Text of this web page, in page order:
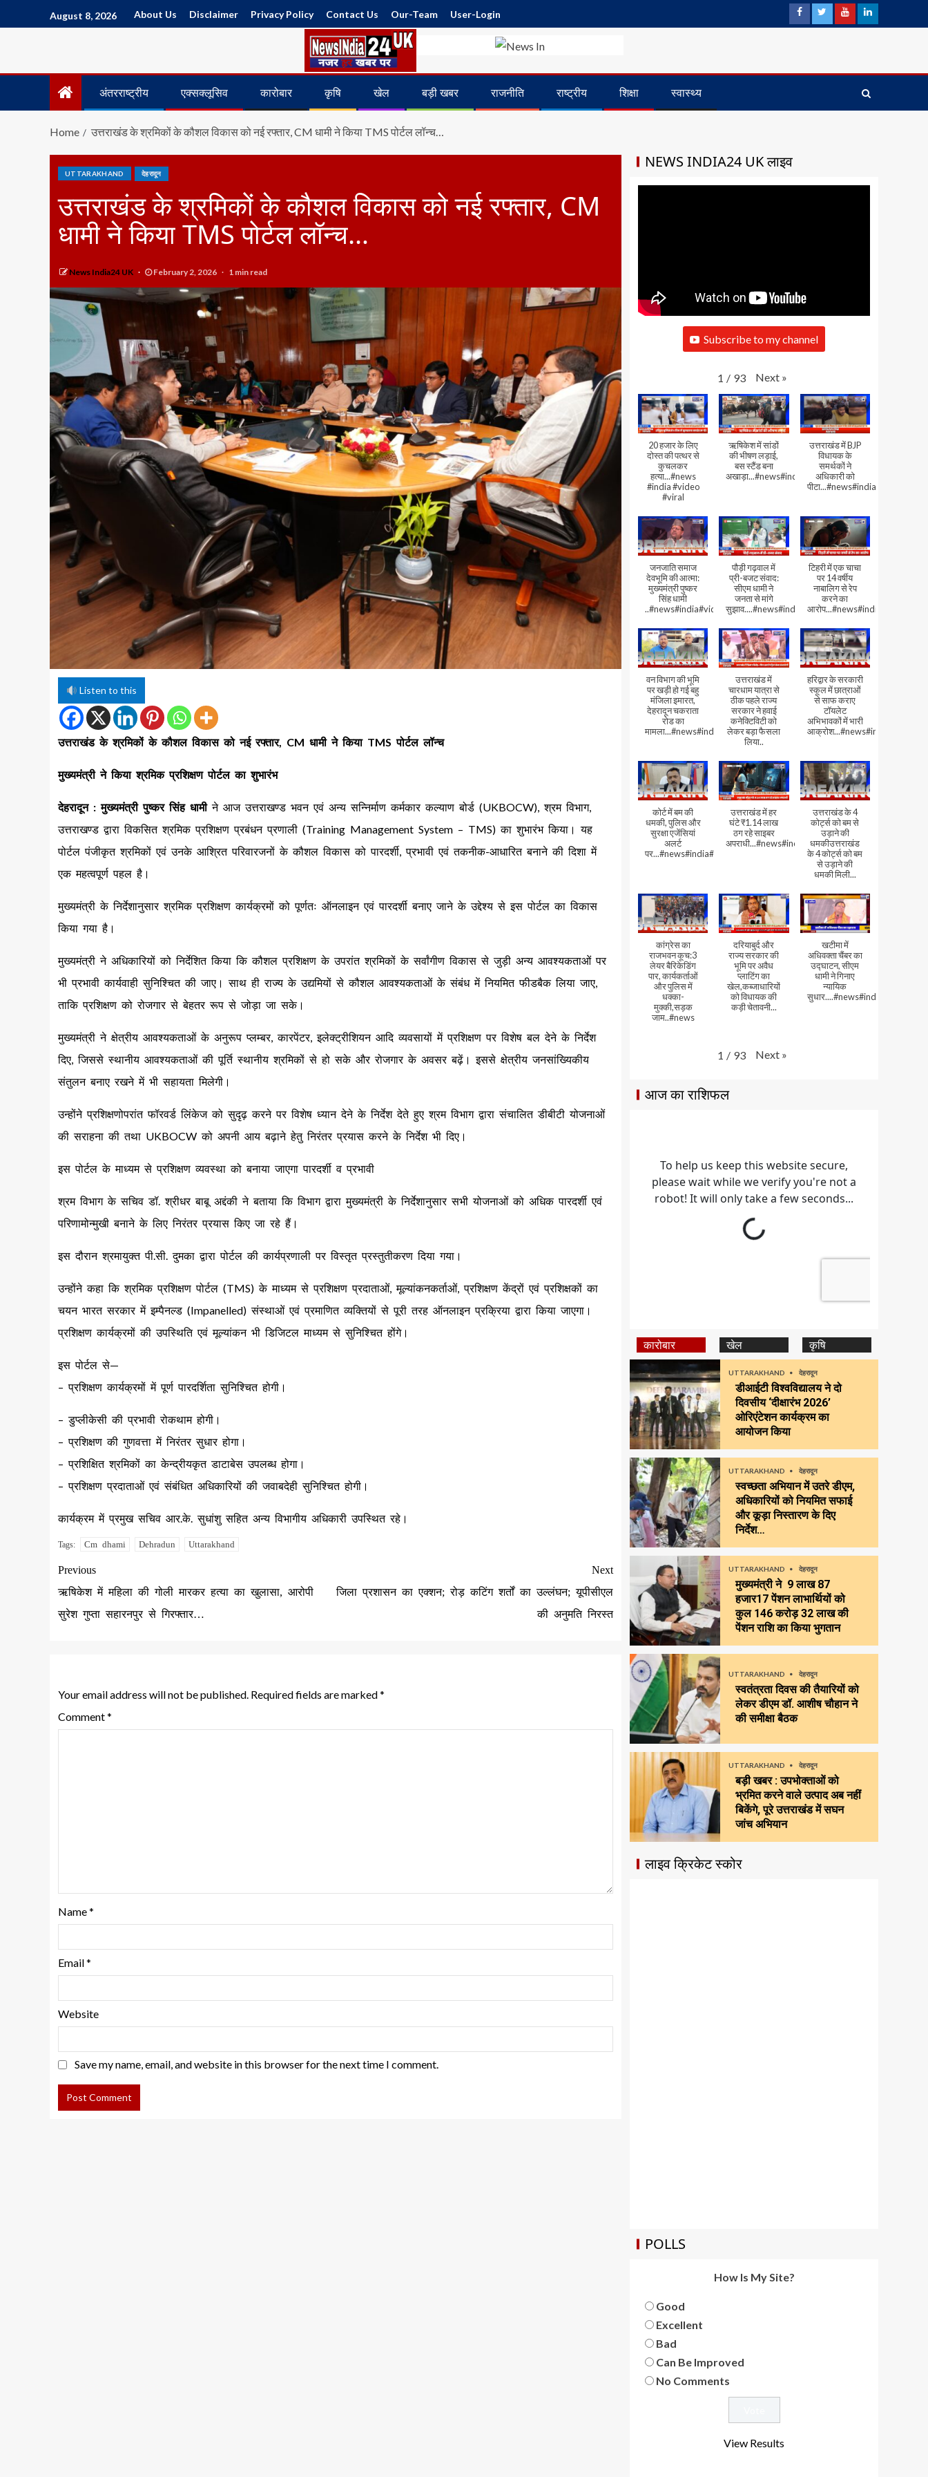
August 8, 2026 About Us Disclaimer Privacy Policy Contact Us Our-Team User-Login
अंतरराष्ट्रीय एक्सक्लूसिव कारोबार कृषि खेल बड़ी खबर राजनीति राष्ट्रीय शिक्षा स्वास्थ्य
Home उत्तराखंड के श्रमिकों के कौशल विकास को नई रफ्तार, CM धामी ने किया TMS पोर्टल लॉन्च…
UTTARAKHAND देहरादून
उत्तराखंड के श्रमिकों के कौशल विकास को नई रफ्तार, CM
धामी ने किया TMS पोर्टल लॉन्च…
News India24 UK February 2, 2026 1 min read
Listen to this
उत्तराखंड के श्रमिकों के कौशल विकास को नई रफ्तार, CM धामी ने किया TMS पोर्टल लॉन्च
मुख्यमंत्री ने किया श्रमिक प्रशिक्षण पोर्टल का शुभारंभ
देहरादून :मुख्यमंत्री पुष्कर सिंह धामीने आज उत्तराखण्ड भवन एवं अन्य सन्निर्माण कर्मकार कल्याण बोर्ड (UKBOCW), श्रम विभाग,
उत्तराखण्ड द्वारा विकसित श्रमिक प्रशिक्षण प्रबंधन प्रणाली (Training Management System – TMS) का शुभारंभ किया। यह
पोर्टल पंजीकृत श्रमिकों एवं उनके आश्रित परिवारजनों के कौशल विकास को पारदर्शी, प्रभावी एवं तकनीक-आधारित बनाने की दिशा में
एक महत्वपूर्ण पहल है।
मुख्यमंत्री के निर्देशानुसार श्रमिक प्रशिक्षण कार्यक्रमों को पूर्णतः ऑनलाइन एवं पारदर्शी बनाए जाने के उद्देश्य से इस पोर्टल का विकास
किया गया है।
मुख्यमंत्री ने अधिकारियों को निर्देशित किया कि कौशल प्रशिक्षण के उपरांत श्रमिकों के सर्वांगीण विकास से जुड़ी अन्य आवश्यकताओं पर
भी प्रभावी कार्यवाही सुनिश्चित की जाए। साथ ही राज्य के उद्यमियों से कौशल आवश्यकताओं के संबंध में नियमित फीडबैक लिया जाए,
ताकि प्रशिक्षण को रोजगार से बेहतर रूप से जोड़ा जा सके।
मुख्यमंत्री ने क्षेत्रीय आवश्यकताओं के अनुरूप प्लम्बर, कारपेंटर, इलेक्ट्रीशियन आदि व्यवसायों में प्रशिक्षण पर विशेष बल देने के निर्देश
दिए, जिससे स्थानीय आवश्यकताओं की पूर्ति स्थानीय श्रमिकों से हो सके और रोजगार के अवसर बढ़ें। इससे क्षेत्रीय जनसांख्यिकीय
संतुलन बनाए रखने में भी सहायता मिलेगी।
उन्होंने प्रशिक्षणोपरांत फॉरवर्ड लिंकेज को सुदृढ़ करने पर विशेष ध्यान देने के निर्देश देते हुए श्रम विभाग द्वारा संचालित डीबीटी योजनाओं
की सराहना की तथा UKBOCW को अपनी आय बढ़ाने हेतु निरंतर प्रयास करने के निर्देश भी दिए।
इस पोर्टल के माध्यम से प्रशिक्षण व्यवस्था को बनाया जाएगा पारदर्शी व प्रभावी
श्रम विभाग के सचिव डॉ. श्रीधर बाबू अद्दंकी ने बताया कि विभाग द्वारा मुख्यमंत्री के निर्देशानुसार सभी योजनाओं को अधिक पारदर्शी एवं
परिणामोन्मुखी बनाने के लिए निरंतर प्रयास किए जा रहे हैं।
इस दौरान श्रमायुक्त पी.सी. दुमका द्वारा पोर्टल की कार्यप्रणाली पर विस्तृत प्रस्तुतीकरण दिया गया।
उन्होंने कहा कि श्रमिक प्रशिक्षण पोर्टल (TMS) के माध्यम से प्रशिक्षण प्रदाताओं, मूल्यांकनकर्ताओं, प्रशिक्षण केंद्रों एवं प्रशिक्षकों का
चयन भारत सरकार में इम्पैनल्ड (Impanelled) संस्थाओं एवं प्रमाणित व्यक्तियों से पूरी तरह ऑनलाइन प्रक्रिया द्वारा किया जाएगा।
प्रशिक्षण कार्यक्रमों की उपस्थिति एवं मूल्यांकन भी डिजिटल माध्यम से सुनिश्चित होंगे।
इस पोर्टल से—
– प्रशिक्षण कार्यक्रमों में पूर्ण पारदर्शिता सुनिश्चित होगी।
– डुप्लीकेसी की प्रभावी रोकथाम होगी।
– प्रशिक्षण की गुणवत्ता में निरंतर सुधार होगा।
– प्रशिक्षित श्रमिकों का केन्द्रीयकृत डाटाबेस उपलब्ध होगा।
– प्रशिक्षण प्रदाताओं एवं संबंधित अधिकारियों की जवाबदेही सुनिश्चित होगी।
कार्यक्रम में प्रमुख सचिव आर.के. सुधांशु सहित अन्य विभागीय अधिकारी उपस्थित रहे।
Tags: Cm dhami Dehradun Uttarakhand
Previous
ऋषिकेश में महिला की गोली मारकर हत्या का खुलासा, आरोपी
सुरेश गुप्ता सहारनपुर से गिरफ्तार…
Next
जिला प्रशासन का एक्शन; रोड़ कटिंग शर्तों का उल्लंघन; यूपीसीएल
की अनुमति निरस्त
Your email address will not be published. Required fields are marked*
Comment*
Name*
Email*
Website
Save my name, email, and website in this browser for the next time I comment.
NEWS INDIA24 UK लाइव
Subscribe to my channel
1 / 93 Next »
20 हजार के लिए
दोस्त की पत्थर से
कुचलकर
हत्या...#news
#india #video
#viral
ऋषिकेश में सांडों
की भीषण लड़ाई,
बस स्टैंड बना
अखाड़ा...#news#india#video#viral
उत्तराखंड में BJP
विधायक के
समर्थकों ने
अधिकारी को
पीटा...#news#india#video#viral
जनजाति समाज
देवभूमि की आत्मा:
मुख्यमंत्री पुष्कर
सिंह धामी
..#news#india#video#viral
पौड़ी गढ़वाल में
प्री-बजट संवाद:
सीएम धामी ने
जनता से मांगे
सुझाव....#news#india#video#viral
टिहरी में एक चाचा
पर 14 वर्षीय
नाबालिग से रेप
करने का
आरोप...#news#india#video
वन विभाग की भूमि
पर खड़ी हो गई बहु
मंजिला इमारत,
देहरादून चकराता
रोड का
मामला...#news#india#video
उत्तराखंड में
चारधाम यात्रा से
ठीक पहले राज्य
सरकार ने हवाई
कनेक्टिविटी को
लेकर बड़ा फैसला
लिया..
हरिद्वार के सरकारी
स्कूल में छात्राओं
से साफ कराए
टॉयलेट
अभिभावकों में भारी
आक्रोश...#news#india
कोर्ट में बम की
धमकी, पुलिस और
सुरक्षा एजेंसियां
अलर्ट
पर...#news#india#video#viral
उत्तराखंड में हर
घंटे ₹1.14 लाख
ठग रहे साइबर
अपराधी...#news#india#video#viral
उत्तराखंड के 4
कोर्ट्स को बम से
उड़ाने की
धमकीउत्तराखंड
के 4 कोर्ट्स को बम
से उड़ाने की
धमकी मिली...
कांग्रेस का
राजभवन कूच:3
लेयर बैरिकेडिंग
पार, कार्यकर्ताओं
और पुलिस में
धक्का-
मुक्की,सड़क
जाम..#news
दरियाबुर्द और
राज्य सरकार की
भूमि पर अवैध
प्लाटिंग का
खेल,कब्जाधारियों
को विधायक की
कड़ी चेतावनी...
खटीमा में
अधिवक्ता चैंबर का
उद्घाटन, सीएम
धामी ने गिनाए
न्यायिक
सुधार....#news#india#video
1 / 93 Next »
आज का राशिफल
कारोबार खेल कृषि
UTTARAKHAND देहरादून
डीआईटी विश्वविद्यालय ने दो
दिवसीय ‘दीक्षारंभ 2026’
ओरिएंटेशन कार्यक्रम का
आयोजन किया
UTTARAKHAND देहरादून
स्वच्छता अभियान में उतरे डीएम,
अधिकारियों को नियमित सफाई
और कूड़ा निस्तारण के दिए
निर्देश…
UTTARAKHAND देहरादून
मुख्यमंत्री ने 9 लाख 87
हजार17 पेंशन लाभार्थियों को
कुल ₹146 करोड़ 32 लाख की
पेंशन राशि का किया भुगतान
UTTARAKHAND देहरादून
स्वतंत्रता दिवस की तैयारियों को
लेकर डीएम डॉ. आशीष चौहान ने
की समीक्षा बैठक
UTTARAKHAND देहरादून
बड़ी खबर : उपभोक्ताओं को
भ्रमित करने वाले उत्पाद अब नहीं
बिकेंगे, पूरे उत्तराखंड में सघन
जांच अभियान
लाइव क्रिकेट स्कोर
POLLS
How Is My Site?
Good
Excellent
Bad
Can Be Improved
No Comments
View Results